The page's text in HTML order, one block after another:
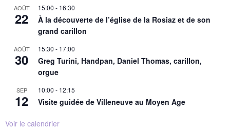
AOÛT
22
15:00 - 16:30
À la découverte de l’église de la Rosiaz et de son
grand carillon
AOÛT
30
15:30 - 17:00
Greg Turini, Handpan, Daniel Thomas, carillon,
orgue
SEP
12
10:00 - 12:15
Visite guidée de Villeneuve au Moyen Age
Voir le calendrier